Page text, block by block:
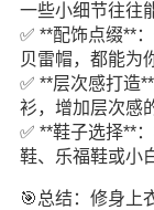
一些小细节往往
✅ **配饰点缀**
贝雷帽，都能为
✅ **层次感打造
衫，增加层次感
✅ **鞋子选择**
鞋、乐福鞋或小
🎯总结：修身上